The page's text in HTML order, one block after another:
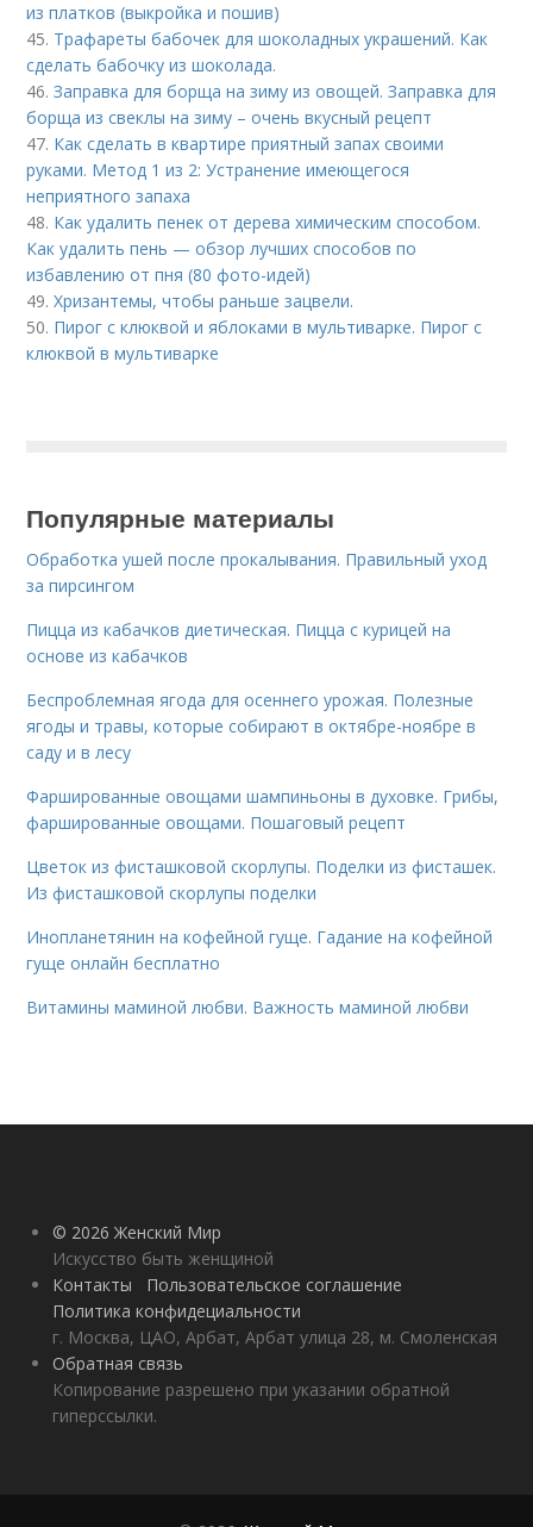
из платков (выкройка и пошив)
45. Трафареты бабочек для шоколадных украшений. Как
сделать бабочку из шоколада.
46.Заправка для борща на зиму из овощей. Заправка для
борща из свеклы на зиму – очень вкусный рецепт
47. Как сделать в квартире приятный запах своими
руками. Метод 1 из 2: Устранение имеющегося
неприятного запаха
48. Как удалить пенек от дерева химическим способом.
Как удалить пень — обзор лучших способов по
избавлению от пня (80 фото-идей)
49.Хризантемы, чтобы раньше зацвели.
50. Пирог с клюквой и яблоками в мультиварке. Пирог с
клюквой в мультиварке
Популярные материалы
Обработка ушей после прокалывания. Правильный уход
за пирсингом
Пицца из кабачков диетическая. Пицца с курицей на
основе из кабачков
Беспроблемная ягода для осеннего урожая. Полезные
ягоды и травы, которые собирают в октябре-ноябре в
саду и в лесу
Фаршированные овощами шампиньоны в духовке. Грибы,
фаршированные овощами. Пошаговый рецепт
Цветок из фисташковой скорлупы. Поделки из фисташек.
Из фисташковой скорлупы поделки
Инопланетянин на кофейной гуще. Гадание на кофейной
гуще онлайн бесплатно
Витамины маминой любви. Важность маминой любви
© 2026 Женский Мир
Искусство быть женщиной
Контакты
Пользовательское соглашение
Политика конфидециальности
г. Москва, ЦАО, Арбат, Арбат улица 28, м. Смоленская
Обратная связь
Копирование разрешено при указании обратной
гиперссылки.